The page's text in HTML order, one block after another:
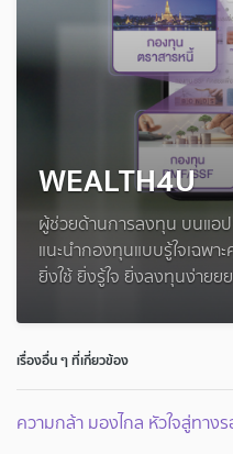
WEALTH4U
ผู้ช่วยด้านการลงทุน บนแอป
แนะนำกองทุนแบบรู้ใจเฉพา
ยิ่งใช้ ยิ่งรู้ใจ ยิ่งลงทุนง่ายยย
เรื่องอื่น ๆ ที่เกี่ยวข้อง
ความกล้า มองไกล หัวใจสู่ทา